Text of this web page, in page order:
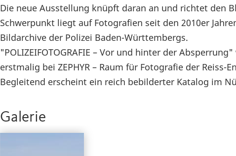
Die neue Ausstellung knüpft daran an und richtet den
Schwerpunkt liegt auf Fotografien seit den 2010er
Bildarchive der Polizei Baden-Württembergs.
"POLIZEIFOTOGRAFIE – Vor und hinter der
erstmalig bei ZEPHYR – Raum für Fotografie der
Begleitend erscheint ein reich bebilderter Katalog im
Galerie